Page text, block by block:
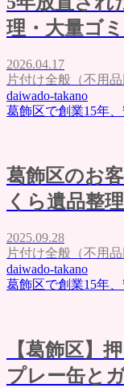
理・大量ゴ
2026.04.17
片付け全般（不用品
daiwado-takano
葛飾区で創業15年
葛飾区のお
くら遺品整
2025.09.28
片付け全般（不用品
daiwado-takano
葛飾区で創業15年
【葛飾区】
プレー缶と